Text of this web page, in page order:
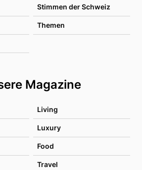
Stimmen der Schweiz
Themen
Magazine
Living
Luxury
Food
Travel